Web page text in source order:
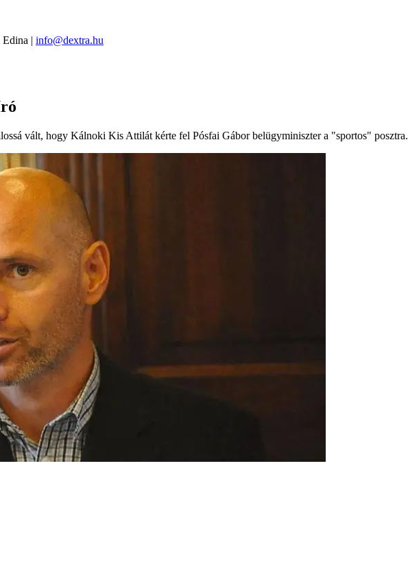
| info@dextra.hu
vált, hogy Kálnoki Kis Attilát kérte fel Pósfai Gábor belügyminiszter a "sportos" posztra.